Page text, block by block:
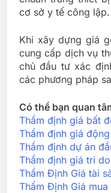
cơ sở y tế công lập.
Khi xây dựng giá
cung cấp dịch vụ
chủ đầu tư xác
các phương pháp
Có thể bạn quan
Thẩm định giá bất
Thẩm định giá
Thẩm định dự án
Thẩm định giá tri
Thẩm Định Giá tài
Thẩm Định Giá